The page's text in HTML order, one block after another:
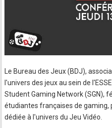
Le Bureau des Jeux (BDJ),
l'univers des jeux au sein de
Student Gaming Network (SGN),
étudiantes françaises de gaming,
dédiée à l'univers du Jeu Vidéo.